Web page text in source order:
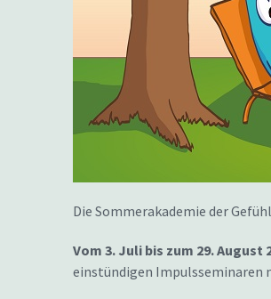
Die Sommerakademie der
Vom 3. Juli bis zum 29. August
einstündigen Impulsseminaren